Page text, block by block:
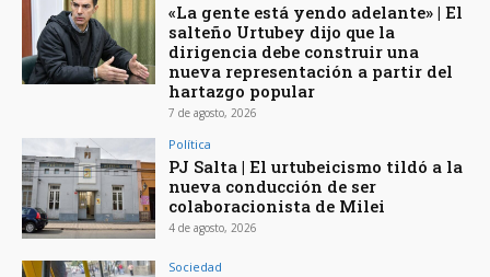
«La gente está yendo adelante» | El
salteño Urtubey dijo que la
dirigencia debe construir una
nueva representación a partir del
hartazgo popular
7 de agosto, 2026
Política
PJ Salta | El urtubeicismo tildó a la
nueva conducción de ser
colaboracionista de Milei
4 de agosto, 2026
Sociedad